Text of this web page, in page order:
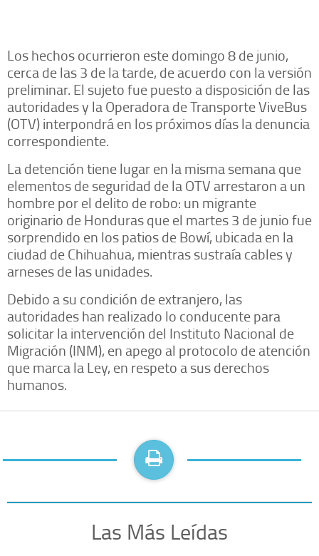
Los hechos ocurrieron este domingo 8 de junio,
cerca de las 3 de la tarde, de acuerdo con la versión
preliminar. El sujeto fue puesto a disposición de las
autoridades y la Operadora de Transporte ViveBus
(OTV) interpondrá en los próximos días la denuncia
correspondiente.
La detención tiene lugar en la misma semana que
elementos de seguridad de la OTV arrestaron a un
hombre por el delito de robo: un migrante
originario de Honduras que el martes 3 de junio fue
sorprendido en los patios de Bowí, ubicada en la
ciudad de Chihuahua, mientras sustraía cables y
arneses de las unidades.
Debido a su condición de extranjero, las
autoridades han realizado lo conducente para
solicitar la intervención del Instituto Nacional de
Migración (INM), en apego al protocolo de atención
que marca la Ley, en respeto a sus derechos
humanos.
Las Más Leídas